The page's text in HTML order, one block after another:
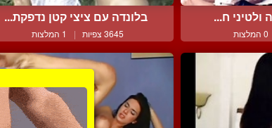
ולטיני ח...
0 המלצות
בלונדה עם ציצי קטן נדפקת...
3645 צפיות | 1 המלצות